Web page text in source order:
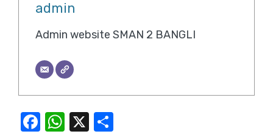
admin
Admin website SMAN 2 BANGLI
F
W X